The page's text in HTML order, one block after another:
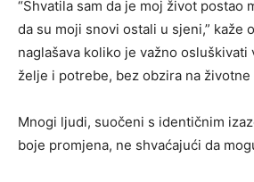
“Shvatila sam da je moj život postao
da su moji snovi ostali u sjeni,” kaže
naglašava koliko je važno
želje i potrebe, bez obzira na
Mnogi ljudi, suočeni s identičnim
boje promjena, ne shvaćajući da